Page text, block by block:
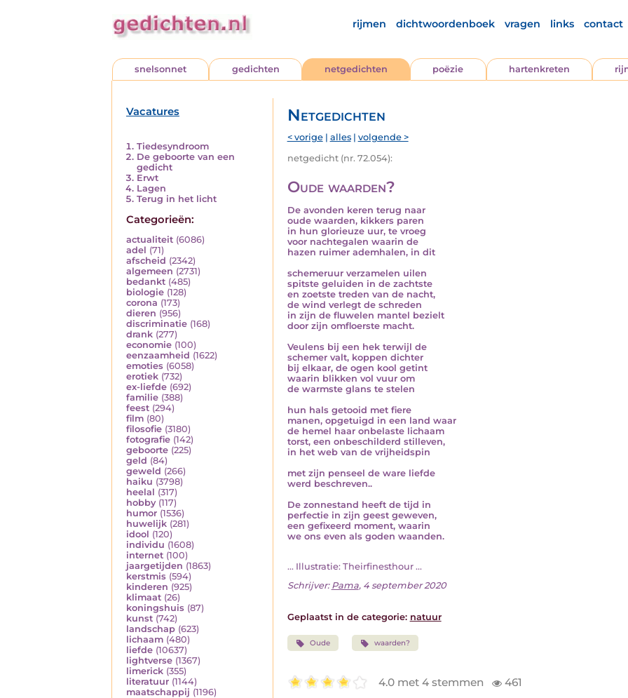
rijmen dichtwoordenboek vragen links contact
snelsonnet gedichten netgedichten poëzie hartenkreten
Vacatures
Tiedesyndroom
De geboorte van een
gedicht
Erwt
Lagen
Terug in het licht
Categorieën:
actualiteit (6086)
adel (71)
afscheid (2342)
algemeen (2731)
bedankt (485)
biologie (128)
corona (173)
dieren (956)
discriminatie (168)
drank (277)
economie (100)
eenzaamheid (1622)
emoties (6058)
erotiek (732)
ex-liefde (692)
familie (388)
feest (294)
film (80)
filosofie (3180)
fotografie (142)
geboorte (225)
geld (84)
geweld (266)
haiku (3798)
heelal (317)
hobby (117)
humor (1536)
huwelijk (281)
idool (120)
individu (1608)
internet (100)
jaargetijden (1863)
kerstmis (594)
kinderen (925)
klimaat (26)
koningshuis (87)
kunst (742)
landschap (623)
lichaam (480)
liefde (10637)
lightverse (1367)
limerick (355)
literatuur (1144)
maatschappij (1196)
Netgedichten
< vorige| alles| volgende >
netgedicht (nr. 72.054):
Oude waarden?
De avonden keren terug naar
oude waarden, kikkers paren
in hun glorieuze uur, te vroeg
voor nachtegalen waarin de
hazen ruimer ademhalen, in dit
schemeruur verzamelen uilen
spitste geluiden in de zachtste
en zoetste treden van de nacht,
de wind verlegt de schreden
in zijn de fluwelen mantel bezielt
door zijn omfloerste macht.
Veulens bij een hek terwijl de
schemer valt, koppen dichter
bij elkaar, de ogen kool getint
waarin blikken vol vuur om
de warmste glans te stelen
hun hals getooid met fiere
manen, opgetuigd in een land waar
de hemel haar onbelaste lichaam
torst, een onbeschilderd stilleven,
in het web van de vrijheidspin
met zijn penseel de ware liefde
werd beschreven..
De zonnestand heeft de tijd in
perfectie in zijn geest geweven,
een gefixeerd moment, waarin
we ons even als goden waanden.
... Illustratie: Theirfinesthour ...
Schrijver: Pama, 4 september 2020
Geplaatst in de categorie: natuur
Oude waarden?
4.0 met 4 stemmen 461